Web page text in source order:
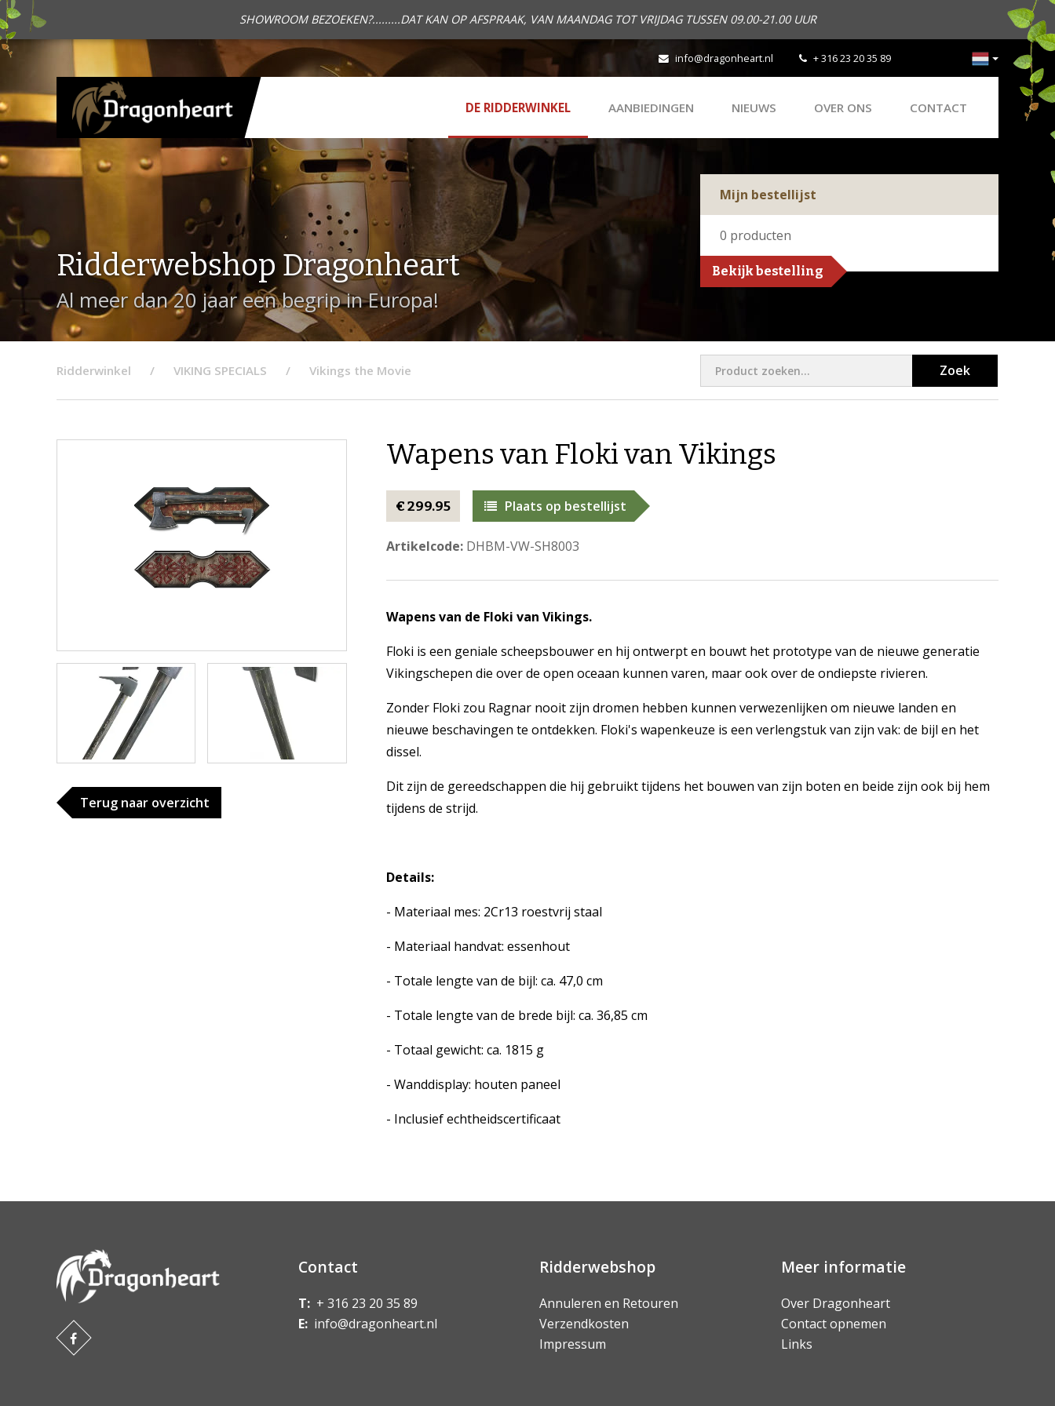
SHOWROOM BEZOEKEN?.........DAT KAN OP AFSPRAAK, VAN MAANDAG TOT VRIJDAG TUSSEN 09.00-21.00 UUR
info@dragonheart.nl + 316 23 20 35 89
DE RIDDERWINKEL AANBIEDINGEN NIEUWS OVER ONS CONTACT
Ridderwebshop Dragonheart
Al meer dan 20 jaar een begrip in Europa!
Mijn bestellijst
0 producten
Bekijk bestelling
Ridderwinkel VIKING SPECIALS Vikings the Movie Zoek
Terug naar overzicht
Wapens van Floki van Vikings
€ 299.95 Plaats op bestellijst
Artikelcode:DHBM-VW-SH8003
Wapens van de Floki van Vikings.
Floki is een geniale scheepsbouwer en hij ontwerpt en bouwt het prototype van de nieuwe generatie
Vikingschepen die over de open oceaan kunnen varen, maar ook over de ondiepste rivieren.
Zonder Floki zou Ragnar nooit zijn dromen hebben kunnen verwezenlijken om nieuwe landen en
nieuwe beschavingen te ontdekken. Floki's wapenkeuze is een verlengstuk van zijn vak: de bijl en het
dissel.
Dit zijn de gereedschappen die hij gebruikt tijdens het bouwen van zijn boten en beide zijn ook bij hem
tijdens de strijd.
Details:
- Materiaal mes: 2Cr13 roestvrij staal
- Materiaal handvat: essenhout
- Totale lengte van de bijl: ca. 47,0 cm
- Totale lengte van de brede bijl: ca. 36,85 cm
- Totaal gewicht: ca. 1815 g
- Wanddisplay: houten paneel
- Inclusief echtheidscertificaat
Contact
T: + 316 23 20 35 89
E: info@dragonheart.nl
Ridderwebshop
Annuleren en Retouren
Verzendkosten
Impressum
Meer informatie
Over Dragonheart
Contact opnemen
Links